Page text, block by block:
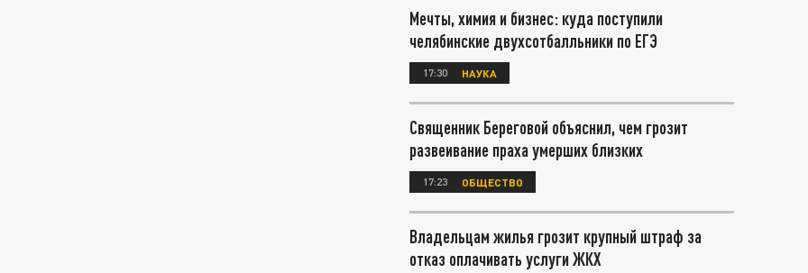
Мечты, химия и бизнес: куда поступили
челябинские двухсотбалльники по ЕГЭ
17:30 НАУКА
Священник Береговой объяснил, чем грозит
развеивание праха умерших близких
17:23 ОБЩЕСТВО
Владельцам жилья грозит крупный штраф за
отказ оплачивать услуги ЖКХ